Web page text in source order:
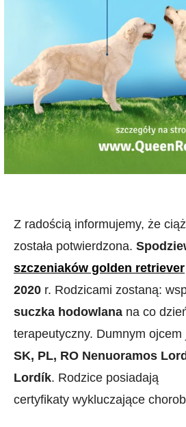
Z radością informujemy, że
została potwierdzona.
szczeniaków golden retriever
2020 r. Rodzicami zostaną:
suczka hodowlana na co
terapeutyczny. Dumnym ojcem
SK, PL, RO Nenuoramos
Lordík. Rodzice posiadają
certyfikaty wykluczające